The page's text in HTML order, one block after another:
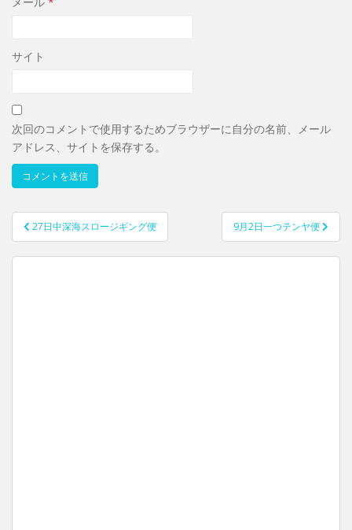
サイト
次回のコメントで使用するためブラウザーに自分の名前、メール
アドレス、サイトを保存する。
投稿ナビゲーション
27日中深海スロージギング便 9月2日一つテンヤ便